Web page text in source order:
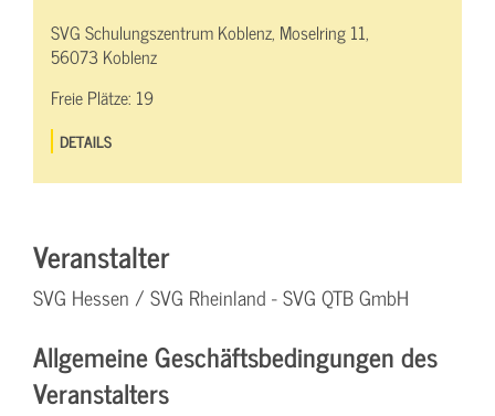
SVG Schulungszentrum Koblenz, Moselring 11,
56073 Koblenz
Freie Plätze: 19
DETAILS
Veranstalter
SVG Hessen / SVG Rheinland - SVG QTB GmbH
Allgemeine Geschäftsbedingungen des
Veranstalters